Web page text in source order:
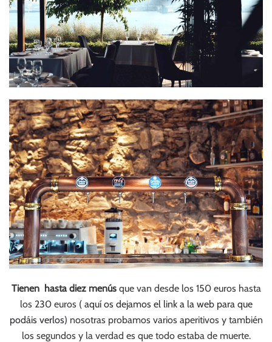
Tienen hasta diez menúsque van desde los 150 euros hasta
los 230 euros ( aquí os dejamos el link a la web para que
podáis verlos) nosotras probamos varios aperitivos y también
los segundos y la verdad es que todo estaba de muerte.